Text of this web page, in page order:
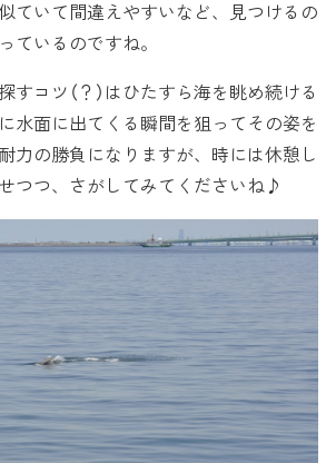
ていて間違えやすいなど、見つけるの
ているのですね。
すコツ（？）はひたすら海を眺め続ける
水面に出てくる瞬間を狙ってその姿を
力の勝負になりますが、時には休憩し
つつ、さがしてみてくださいね♪